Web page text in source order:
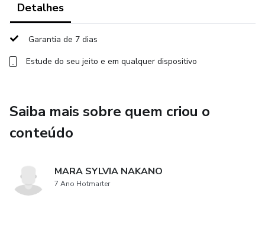
Detalhes
Garantia de 7 dias
Estude do seu jeito e em qualquer dispositivo
Saiba mais sobre quem criou o
conteúdo
MARA SYLVIA NAKANO
7 Ano Hotmarter